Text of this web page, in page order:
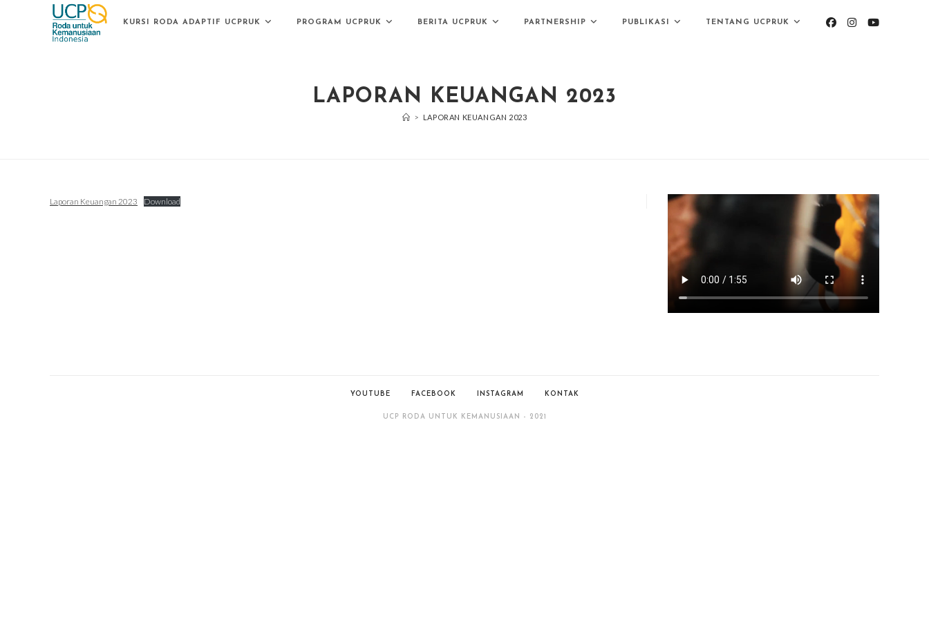
KURSI RODA ADAPTIF UCPRUK PROGRAM UCPRUK BERITA UCPRUK PARTNERSHIP PUBLIKASI TENTANG UCPRUK
LAPORAN KEUANGAN 2023
> LAPORAN KEUANGAN 2023
Laporan Keuangan 2023 Download
YOUTUBE FACEBOOK INSTAGRAM KONTAK
UCP RODA UNTUK KEMANUSIAAN - 2021